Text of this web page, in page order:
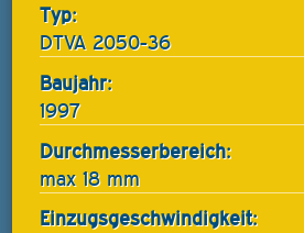
Typ:
DTVA 2050-36
Baujahr:
1997
Durchmesserbereich:
max 18 mm
Einzugsgeschwindigkeit: